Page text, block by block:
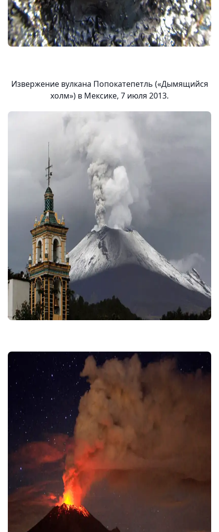
Извержение вулкана Попокатепетль («Дымящийся
холм») в Мексике, 7 июля 2013.